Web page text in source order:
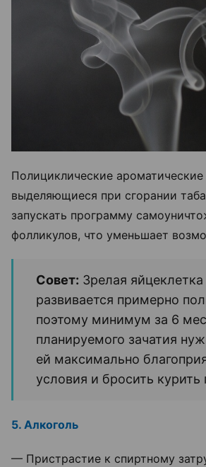
Полициклические
выделяющиеся при сгорании
запускать программу
фолликулов, что уменьшает
Совет: Зрелая
развивается примерно
поэтому минимум за 6
планируемого зачатия
ей максимально
условия и бросить
5. Алкоголь
— Пристрастие к спиртному